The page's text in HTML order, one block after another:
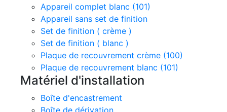
Appareil complet blanc (101)
Appareil sans set de finition
Set de finition ( crème )
Set de finition ( blanc )
Plaque de recouvrement crème (100)
Plaque de recouvrement blanc (101)
Matériel d'installation
Boîte d'encastrement
Boîte de dérivation